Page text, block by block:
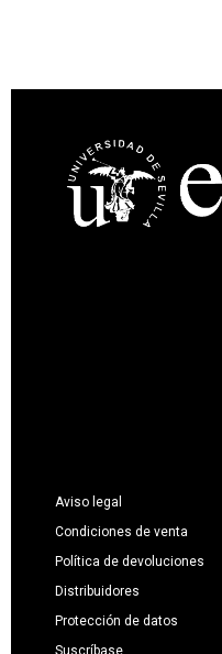
Aviso legal
Condiciones de venta
Política de devoluciones
Distribuidores
Protección de datos
Suscríbase